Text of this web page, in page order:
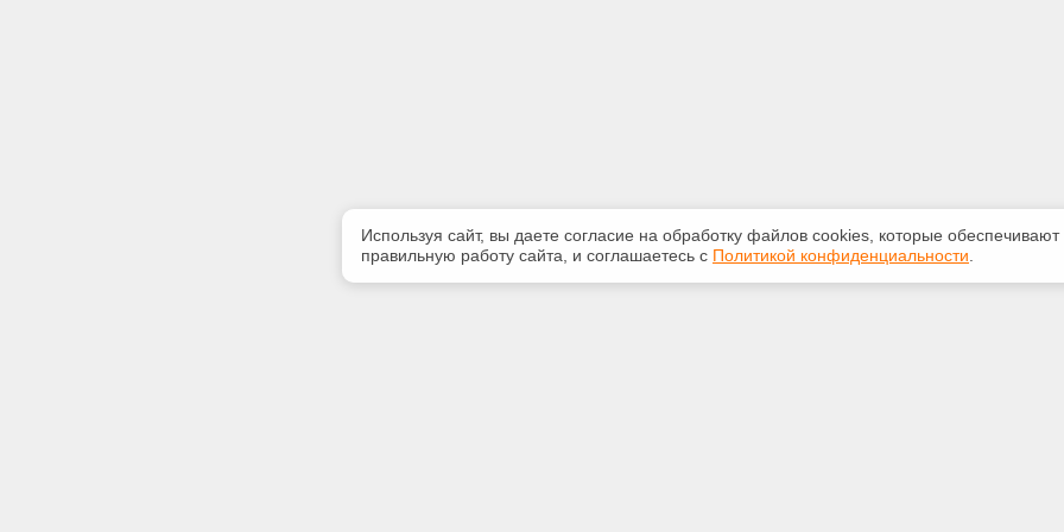
Используя сайт, вы даете согласие на обработку файлов сооkiеs, которые обеспечивают
правильную работу сайта, и соглашаетесь с Политикой конфиденциальности